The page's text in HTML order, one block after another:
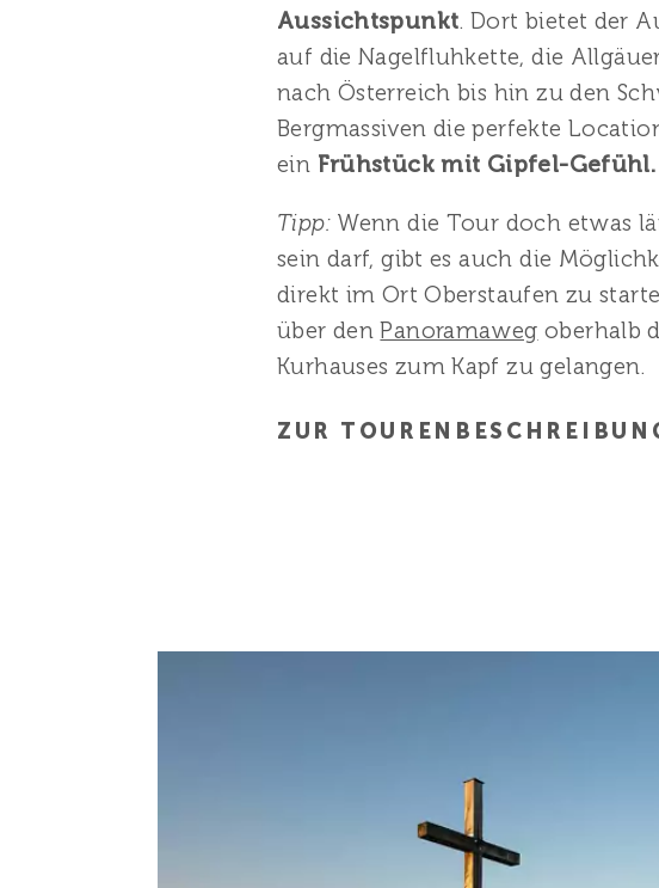
Aussichtspunkt. Dort bietet der
auf die Nagelfluhkette, die
nach Österreich bis hin zu den
Bergmassiven die perfekte
ein Frühstück mit Gipfel-Gefühl.
Tipp:Wenn die Tour doch etwas
sein darf, gibt es auch die
direkt im Ort Oberstaufen zu
über denPanoramaweg oberhalb
Kurhauses zum Kapf zu gelangen.
ZUR